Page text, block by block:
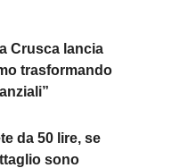
Crusca lancia
trasformando
da 50 lire, se
sono